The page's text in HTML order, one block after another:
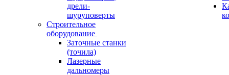
дрели-
шуруповерты
Строительное
оборудование
Заточные станки
(точила)
Лазерные
дальномеры